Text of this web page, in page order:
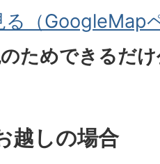
る（GoogleMap
ためできるだ
越しの場合